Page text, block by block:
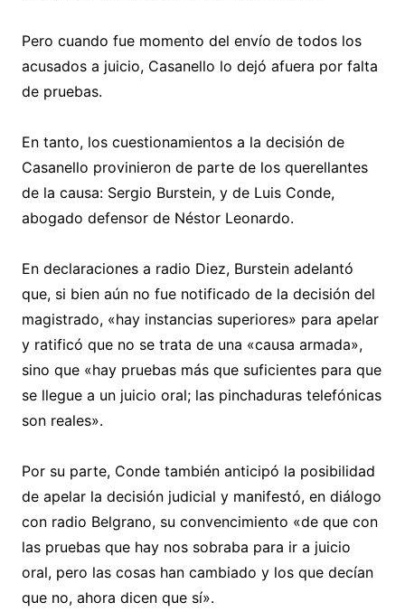
Pero cuando fue momento del envío de todos los
acusados a juicio, Casanello lo dejó afuera por falta
de pruebas.
En tanto, los cuestionamientos a la decisión de
Casanello provinieron de parte de los querellantes
de la causa: Sergio Burstein, y de Luis Conde,
abogado defensor de Néstor Leonardo.
En declaraciones a radio Diez, Burstein adelantó
que, si bien aún no fue notificado de la decisión del
magistrado, «hay instancias superiores» para apelar
y ratificó que no se trata de una «causa armada»,
sino que «hay pruebas más que suficientes para que
se llegue a un juicio oral; las pinchaduras telefónicas
son reales».
Por su parte, Conde también anticipó la posibilidad
de apelar la decisión judicial y manifestó, en diálogo
con radio Belgrano, su convencimiento «de que con
las pruebas que hay nos sobraba para ir a juicio
oral, pero las cosas han cambiado y los que decían
que no, ahora dicen que sí».